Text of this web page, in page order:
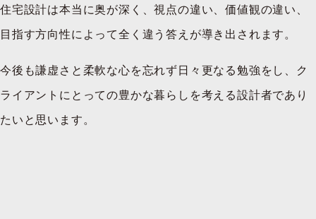
住宅設計は本当に奥が深く、視点の違い、価値観の違い、
目指す方向性によって全く違う答えが導き出されます。
今後も謙虚さと柔軟な心を忘れず日々更なる勉強をし、ク
ライアントにとっての豊かな暮らしを考える設計者であり
たいと思います。